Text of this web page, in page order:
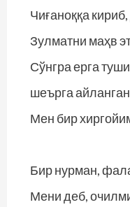
Чиғаноққа
Зулматни маҳв
Сўнгра ерга
шеърга
Мен бир
Бир нурман,
Мени деб,